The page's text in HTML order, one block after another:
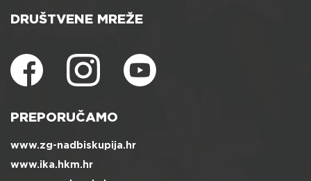
DRUŠTVENE MREŽE
PREPORUČAMO
www.zg-nadbiskupija.hr
www.ika.hkm.hr